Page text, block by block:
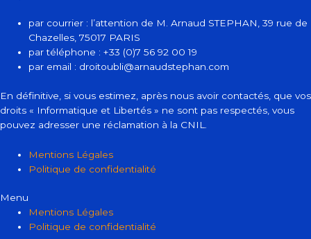
par courrier : l’attention de M. Arnaud STEPHAN, 39 rue de
Chazelles, 75017 PARIS
par téléphone : +33 (0)7 56 92 00 19
par email : droitoubli@arnaudstephan.com
En définitive, si vous estimez, après nous avoir contactés, que vos
droits « Informatique et Libertés » ne sont pas respectés, vous
pouvez adresser une réclamation à la CNIL.
Mentions Légales
Politique de confidentialité
Menu
Mentions Légales
Politique de confidentialité